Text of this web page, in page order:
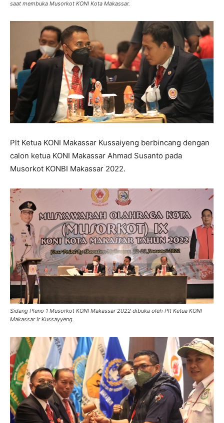
saat membuka Musorkot KONI Kota Makassar.
Plt Ketua KONI Makassar Kussaiyeng berbincang dengan
calon ketua KONI Makassar Ahmad Susanto pada
Musorkot KONBI Makassar 2022.
Sidang Pleno 1 Musorkot KONI Makassar 2022 dibuka oleh Plt Ketua KONI
Makassar Ir Kussayyeng.